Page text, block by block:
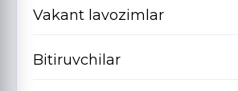
Vakant lavozimlar
Bitiruvchilar